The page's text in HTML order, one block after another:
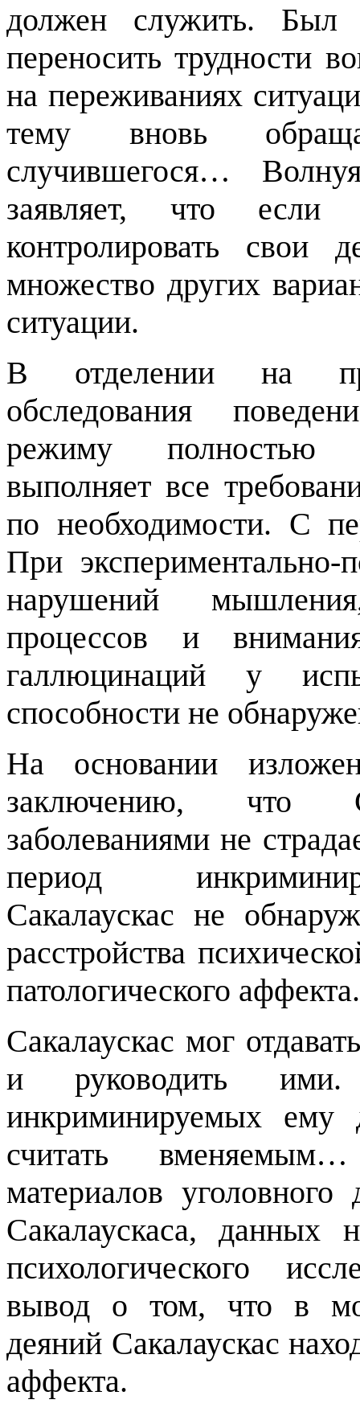
должен служить. Был
переносить трудности
на переживаниях
тему вновь
случившегося…
заявляет, что
контролировать свои
множество других
ситуации.
В отделении на
обследования
режиму полностью
выполняет все
по необходимости. С
При экспериментально-
нарушений
процессов и
галлюцинаций у
способности не
На основании
заключению, что
заболеваниями не
период
Сакалаускас не
расстройства
патологического аффекта.
Сакалаускас мог
и руководить
инкриминируемых ему
считать
материалов уголовного
Сакалаускаса, данных
психологического
вывод о том, что в
деяний Сакалаускас
аффекта.